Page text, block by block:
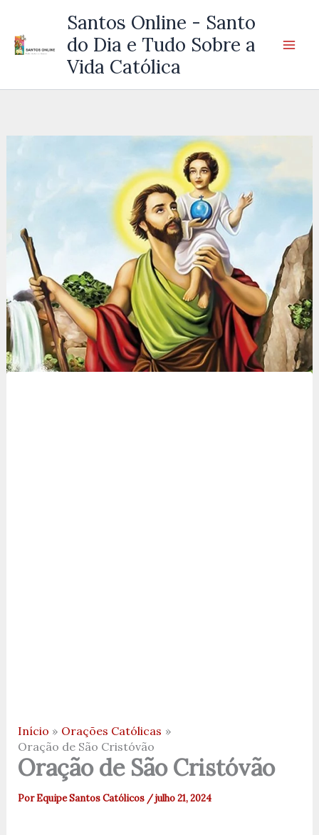
Santos Online - Santo
do Dia e Tudo Sobre a
Vida Católica
Início
Orações Católicas
Oração de São Cristóvão
Oração de São Cristóvão
PorEquipe Santos Católicos /julho 21, 2024